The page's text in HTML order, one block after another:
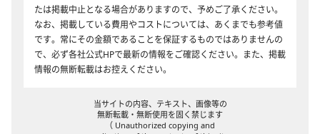
たは掲載中止となる場合がありますので、予めご了承ください。
なお、掲載している費用やコストについては、あくまでも参考値
です。常にその金額であることを保証するものではありませんの
で、必ず各社公式HPで最新の情報をご確認ください。また、掲載
情報の無断転載はお控えください。
当サイトの内容、テキスト、画像等の
無断転載・無断使用を固く禁じます
（ Unauthorized copying and